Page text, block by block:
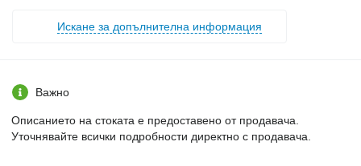
Искане за допълнителна информация
Важно
Описанието на стоката е предоставено от продавача.
Уточнявайте всички подробности директно с продавача.